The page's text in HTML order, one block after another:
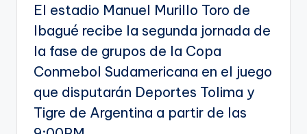
El estadio Manuel Murillo Toro de
Ibagué recibe la segunda jornada de
la fase de grupos de la Copa
Conmebol Sudamericana en el juego
que disputarán Deportes Tolima y
Tigre de Argentina a partir de las